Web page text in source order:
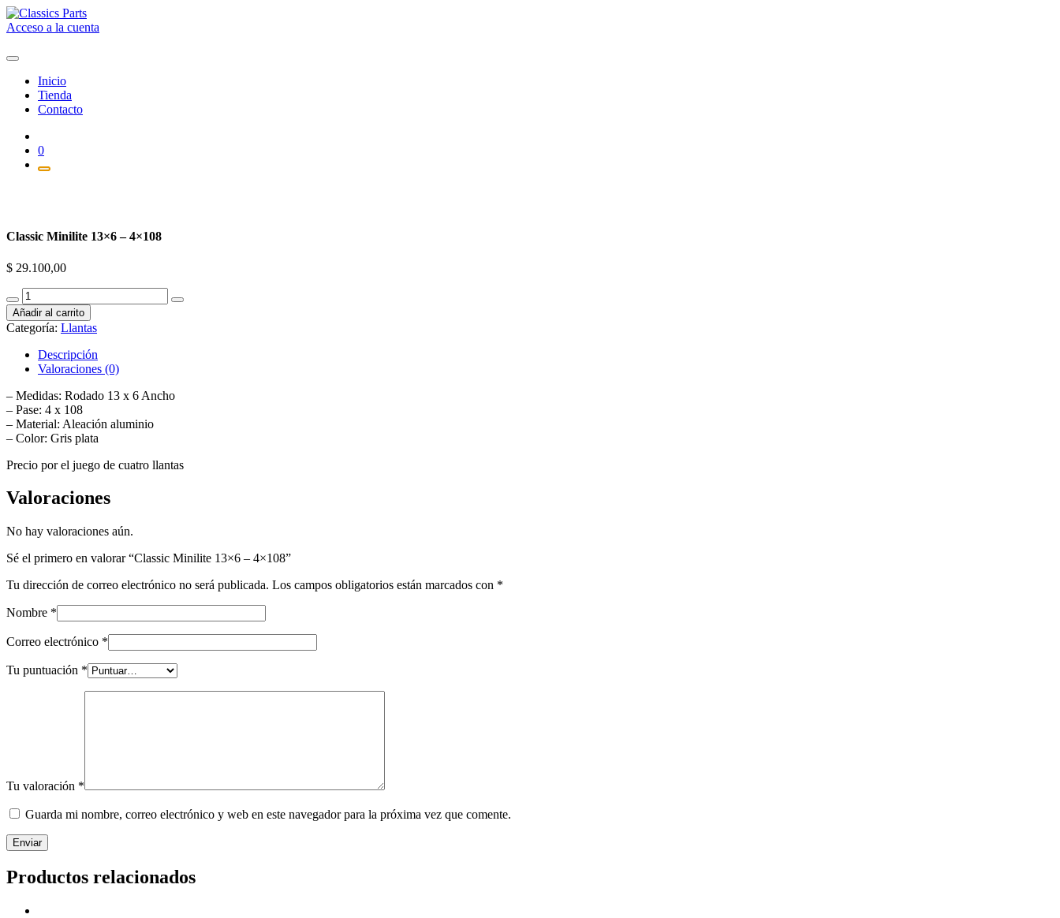
Saltar
al
Acceso a la cuenta
Inicio
Tienda
Contacto
0
Classic Minilite 13×6 – 4×108
$ 29.100,00
Classic
Minilite
13x6
-
4x108
cantidad
Añadir al carrito
Categoría: Llantas
Descripción
Valoraciones (0)
– Medidas: Rodado 13 x 6 Ancho
– Pase: 4 x 108
– Material: Aleación aluminio
– Color: Gris plata
Precio por el juego de cuatro llantas
Valoraciones
No hay valoraciones aún.
Sé el primero en valorar “Classic Minilite 13×6 – 4×108”
Tu dirección de correo electrónico no será publicada. Los campos obligatorios están marcados con *
Nombre *
Correo electrónico *
Tu puntuación *
Tu valoración *
Guarda mi nombre, correo electrónico y web en este navegador para la próxima vez que comente.
Productos relacionados